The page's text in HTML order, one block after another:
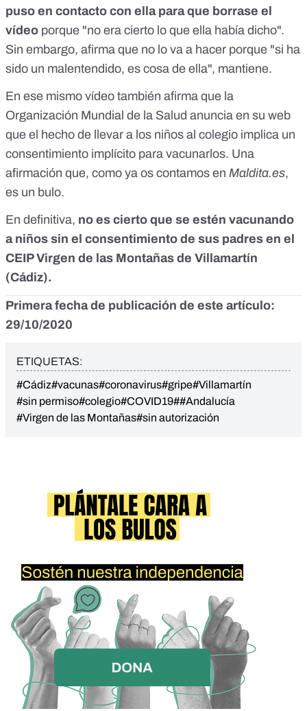
puso en contacto con ella para que borrase el
vídeo porque "no era cierto lo que ella había dicho".
Sin embargo, afirma que no lo va a hacer porque "si ha
sido un malentendido, es cosa de ella", mantiene.
En ese mismo vídeo también afirma que la
Organización Mundial de la Salud anuncia en su web
que el hecho de
llevar a los niños al colegio implica un
consentimiento implícito para vacunarlos. Una
afirmación que, como ya os contamos en Maldita.es,
es un bulo.
En definitiva, no es cierto que se estén vacunando
a niños sin el consentimiento de sus padres en el
CEIP Virgen de las Montañas de Villamartín
(Cádiz).
Primera fecha de publicación de este artículo:
29/10/2020
ETIQUETAS:
#Cádiz#vacunas#coronavirus#gripe#Villamartín
#sin permiso#colegio#COVID19##Andalucía
#Virgen de las Montañas#sin autorización